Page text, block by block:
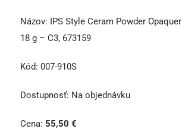
Názov: IPS Style Ceram Powder Opaquer
18 g – C3, 673159
Kód: 007-910S
Dostupnosť: Na objednávku
Cena: 55,50 €